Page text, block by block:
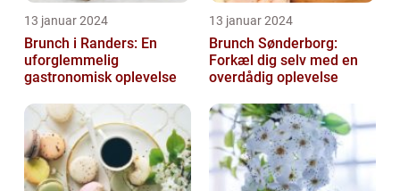
13 januar 2024
Brunch i Randers: En
uforglemmelig
gastronomisk oplevelse
13 januar 2024
Brunch Sønderborg:
Forkæl dig selv med en
overdådig oplevelse